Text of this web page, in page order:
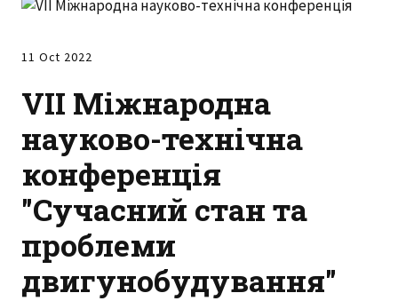
11 Oct 2022
VII Міжнародна
науково-технічна
конференція
"Сучасний стан та
проблеми
двигунобудування"